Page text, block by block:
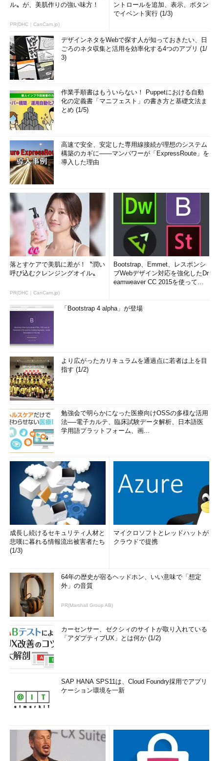
ル〟が、美肌作りの強い味方！
PR(DHC｜CanCam.jp)
ントロールを追加、表示、ボタン
でイベント実行 (1/3)
デザインネタをWebで探す人が知っておきたい、日
ごろのネタ収集と活用を効率化する4つのアプリ (1/
3)
作業手順書はもういらない！ Puppetにおける自動
化の定義書「マニフェスト」の書き方と基礎文法ま
とめ (1/5)
高速で安全、安定した専用線接続が理想のシステム
構築のカギに――マンパワーが「ExpressRoute」を
導入した理由
落とすケアで美肌に差が！〝潤い
呼び込むクレンジングオイル〟
PR(DHC｜CanCam.jp)
Bootstrap、Emmet、レスポンシ
ブWebデザイン対応を強化したDr
eamweaver CC 2015を使って
「Bootstrap 4 alpha」が登場
より広がったカリキュラムを通過点に若者は上を目
指す (1/2)
勉強会で明らかになった医療向けOSSの多様な活用
法──電子カルテ、臨床試験データ解析、日本語医
学用語プラットフォーム、画...
成長し続けるセキュリティ人材と
悲嘆に暮れる情報流出被害者たち
(1/3)
マイクロソフトとレッドハットが
クラウドで提携
64年の歴史が宿るヘッドホン、いい意味で「想定
外」の音質
PR(Marshall Group AB)
カーセンサー、ゼクシィのサイトが取り入れている
「アダプティブUX」とは何か (1/2)
SAP HANA SPS11は、Cloud Foundry採用でアプリ
ケーション環境を一新